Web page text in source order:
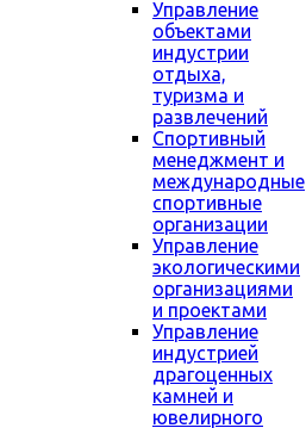
Управление
объектами
индустрии
отдыха,
туризма и
развлечений
Спортивный
менеджмент и
международные
спортивные
организации
Управление
экологическими
организациями
и проектами
Управление
индустрией
драгоценных
камней и
ювелирного